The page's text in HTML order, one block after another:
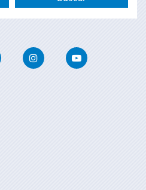
Twitter InstagramYoutube